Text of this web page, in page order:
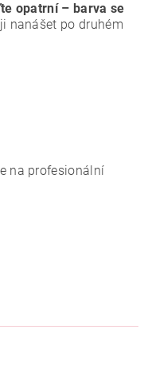
opatrní – barva se
nanášet po druhém
na profesionální